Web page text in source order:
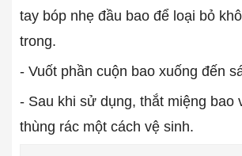
tay bóp nhẹ đầu bao để loại bỏ
trong.
- Vuốt phần cuộn bao xuống đến
- Sau khi sử dụng, thắt miệng bao
thùng rác một cách vệ sinh.